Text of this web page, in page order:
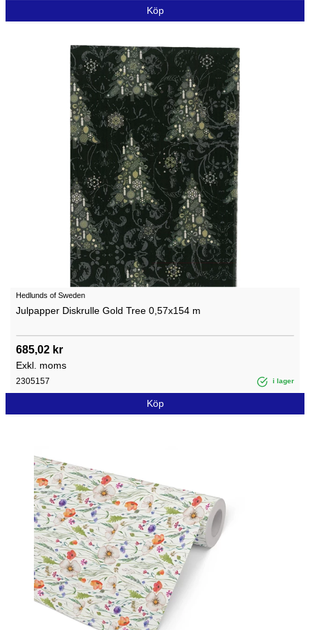
Köp
Hedlunds of Sweden
Julpapper Diskrulle Gold Tree 0,57x154 m
685,02 kr
Exkl. moms
2305157 i lager
Köp